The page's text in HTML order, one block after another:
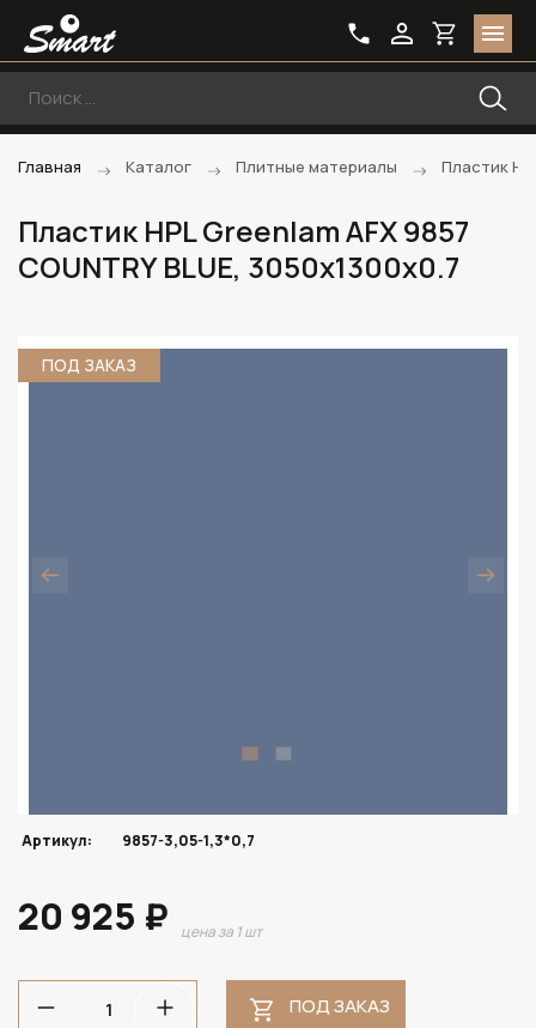
Главная Каталог Плитные материалы Пластик
Пластик HPL Greenlam AFX 9857
COUNTRY BLUE, 3050х1300х0.7
ПОД ЗАКАЗ
Артикул: 9857-3,05-1,3*0,7
20 925 ₽ цена за 1 шт
ПОД ЗАКАЗ